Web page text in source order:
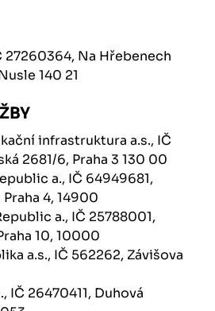
27260364, Na Hřebenech
140 21
infrastruktura a.s., IČ
2681/6, Praha 3 130 00
a., IČ 64949681,
4, 14900
a., IČ 25788001,
10, 10000
a.s., IČ 562262, Závišova
IČ 26470411, Duhová